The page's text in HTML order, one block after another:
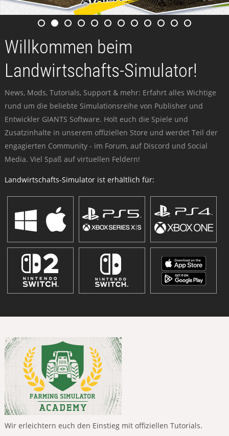
Willkommen beim
Landwirtschafts-Simulator!
News, Mods, Tutorials, Support & mehr: Erfahrt alles Wichtige
rund um die beliebte Simulationsreihe von Publisher und
Entwickler GIANTS Software. Holt euch die Spiele und
Zusatzinhalte in unserem offiziellen Store und werdet Teil der
engagierten Community - im Forum, auf Discord und Social
Media. Viel Spaß auf virtuellen Feldern!
Landwirtschafts-Simulator ist erhältlich für:
Wir erleichtern euch den Einstieg mit offiziellen Tutorials.